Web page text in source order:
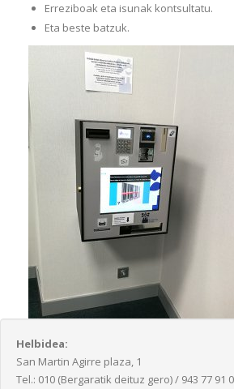
Erreziboak eta isunak kontsultatu.
Eta beste batzuk.
Helbidea:
San Martin Agirre plaza, 1
Tel.: 010 (Bergaratik deituz gero) / 943 77 91